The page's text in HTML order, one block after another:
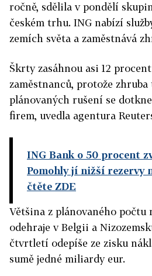
ročně, sdělila v pondělí
českém trhu. ING nabízí
zemích světa a zaměstnává
Škrty zasáhnou asi 12
zaměstnanců, protože
plánovaných rušení se
firem, uvedla agentura
ING Bank o 50 procent
Pomohly jí nižší rezervy
čtěte ZDE
Většina z plánovaného počtu
odehraje v Belgii a
čtvrtletí odepíše ze zisku
sumě jedné miliardy eur.